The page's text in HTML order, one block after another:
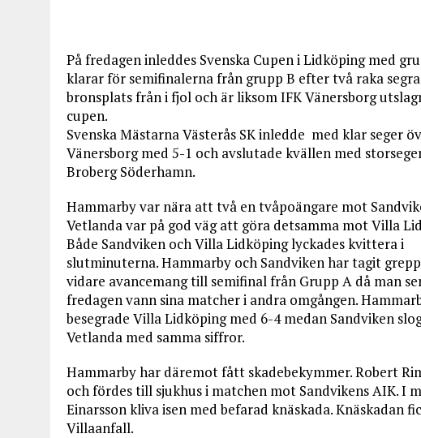
På fredagen inleddes Svenska Cupen i Lidköping med
klarar för semifinalerna från grupp B efter två raka
bronsplats från i fjol och är liksom IFK Vänersborg
cupen.
Svenska Mästarna Västerås SK inledde med klar seger
Vänersborg med 5-1 och avslutade kvällen med
Broberg Söderhamn.
Hammarby var nära att två en tvåpoängare mot
Vetlanda var på god väg att göra detsamma mot Villa
Både Sandviken och Villa Lidköping lyckades kvittera i
slutminuterna. Hammarby och Sandviken har tagit
vidare avancemang till semifinal från Grupp A då man
fredagen vann sina matcher i andra omgången.
besegrade Villa Lidköping med 6-4 medan Sandviken
Vetlanda med samma siffror.
Hammarby har däremot fått skadebekymmer. Robert
och fördes till sjukhus i matchen mot Sandvikens AIK. I
Einarsson kliva isen med befarad knäskada. Knäskadan
Villaanfall.